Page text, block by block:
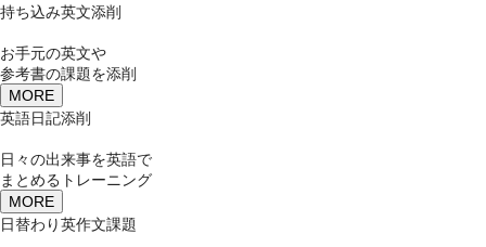
持ち込み英文添削
お手元の英文や
参考書の課題を添削
MORE
英語日記添削
日々の出来事を英語で
まとめるトレーニング
MORE
日替わり英作文課題